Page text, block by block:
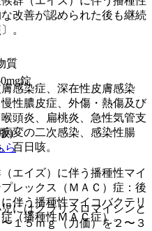
改善が認められた後も継続
。
感染症、深在性皮膚感染
性膿皮症、外傷・熱傷及び
頭炎、扁桃炎、急性気管支
変の二次感染、感染性腸
百日咳。
エイズ）に伴う播種性マイ
レックス（ＭＡＣ）症：後
伴う播種性マイコバクテリ
（播種性ＭＡＣ症）。
質
錠
)
ら
にはクラリスロマイシンと
１５ｍｇ（力価）を２〜３